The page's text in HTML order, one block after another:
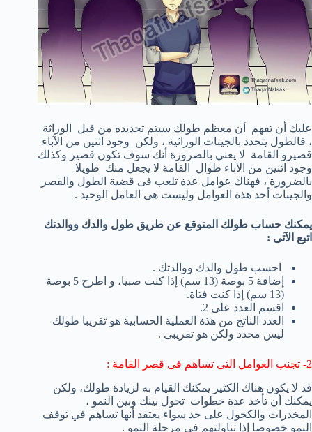
عليك أن تفهم أن معظم طولك سيتم تحديده من قبل
الوراثة
، فالطول يتحدد بالجينات الوراثية ، ولكن وجود اثنين من الآباء
قصيرو القامة لا يعني بالضرورة أنك سوف تكون قصير وكذلك
وجود اثنين من الآباء طوال القامة لا يجعل منك طويلا
بالضرورة ، فهناك عوامل عدة تلعب فى قضية الطول والقصر
والجينات أحد هذة العوامل وليست هى العامل الوحيد .
يمكنك حساب طولك المتوقع عن طريق طول والدك ووالدتك
اتبع الآتى :
احسب طول والدك ووالدتك .
إضافة 5
بوصة (13 سم) إذا كنت صبيا، و ا طرح 5
بوصة
(13 سم) إذا كنت فتاة.
اقسم العدد على 2.
العدد الناتج من هذة العملية الحسابية هو تقريبا طولك
ليس محدد ولكن هو تقريبى .
2- تجنب العوامل التى تساهم فى قصر القامة :
قد لا يكون هناك الكثير يمكنك القيام به لزيادة طولك، ولكن
يمكنك أن تأخذ عدة خطوات تحول بينك وبين النمو ،
المخدرات والكحول على حد سواء يعتقد أنها تساهم في توقف
النمو خصوصا إذا تناولتهم فى مرحلة النمو .